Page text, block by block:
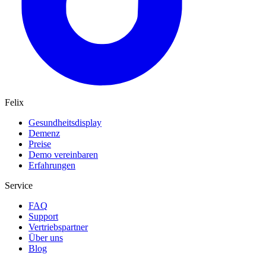
Felix
Gesundheitsdisplay
Demenz
Preise
Demo vereinbaren
Erfahrungen
Service
FAQ
Support
Vertriebspartner
Über uns
Blog